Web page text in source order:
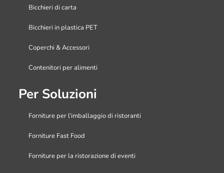
Bicchieri di carta
Bicchieri in plastica PET
Coperchi & Accessori
Contenitori per alimenti
Per Soluzioni
Forniture per l’imballaggio di ristoranti
Forniture Fast Food
Forniture per la ristorazione di eventi